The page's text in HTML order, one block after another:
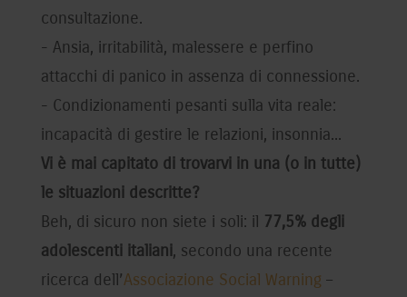
consultazione.
- Ansia, irritabilità, malessere e perfino
attacchi di panico in assenza di connessione.
- Condizionamenti pesanti sulla vita reale:
incapacità di gestire le relazioni, insonnia...
Vi è mai capitato di trovarvi in una (o in tutte)
le situazioni descritte?
Beh, di sicuro non siete i soli: il 77,5% degli
adolescenti italiani, secondo una recente
ricerca dell’Associazione Social Warning –